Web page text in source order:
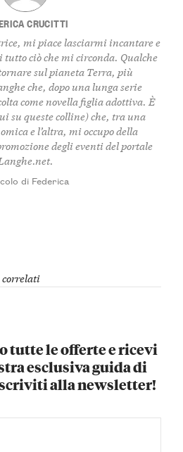
CRUCITTI
mi piace lasciarmi incantare e
ciò che mi circonda. Qualche
sul pianeta Terra, più
che, dopo una lunga serie
come novella figlia adottiva. È
su queste colline) che, tra una
e l’altra, mi occupo della
degli eventi del portale
di Federica
tutte le offerte e ricevi
esclusiva guida di
alla newsletter!